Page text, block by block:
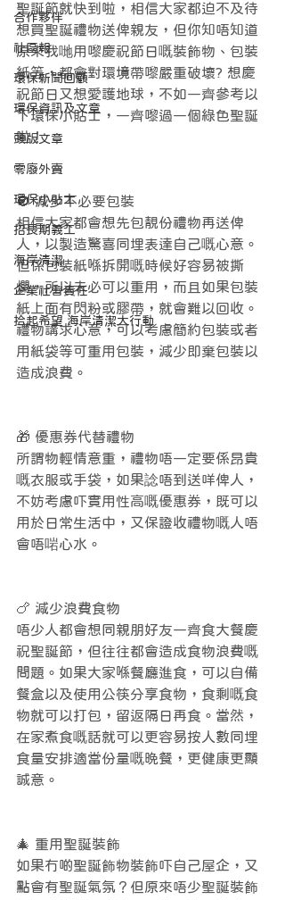
合作夥伴
社區報
環保新聞回顧
環保資訊及文章
頭版文章
零廢外賣
環保小貼士
招長期義工
海岸清潔
企業社會責任
拾起希望 海岸清潔大行動
聖誕節就快到啦，相信大家都迫不及待
想買聖誕禮物送俾親友，但你知唔知道
原來我哋用嚟慶祝節日嘅裝飾物、包裝
紙等，都會對環境帶嚟嚴重破壞? 想慶
祝節日又想愛護地球，不如一齊參考以
下環保小貼士，一齊嚟過一個綠色聖誕
啦！
🚫 減少不必要包裝
相信大家都會想先包靚份禮物再送俾
人，以製造驚喜同埋表達自己嘅心意。
但係包裝紙喺拆開嘅時候好容易被撕
爛，所以未必可以重用，而且如果包裝
紙上面有閃粉或膠帶，就會難以回收。
禮物講求心意，可以考慮簡約包裝或者
用紙袋等可重用包裝，減少即棄包裝以
造成浪費。
🎁 優惠券代替禮物
所謂物輕情意重，禮物唔一定要係昂貴
嘅衣服或手袋，如果諗唔到送咩俾人，
不妨考慮吓實用性高嘅優惠券，既可以
用於日常生活中，又保證收禮物嘅人唔
會唔啱心水。
🍗 減少浪費食物
唔少人都會想同親朋好友一齊食大餐慶
祝聖誕節，但往往都會造成食物浪費嘅
問題。如果大家喺餐廳進食，可以自備
餐盒以及使用公筷分享食物，食剩嘅食
物就可以打包，留返隔日再食。當然，
在家煮食嘅話就可以更容易按人數同埋
食量安排適當份量嘅晚餐，更健康更顯
誠意。
🎄 重用聖誕裝飾
如果冇啲聖誕飾物裝飾吓自己屋企，又
點會有聖誕氣氛？但原來唔少聖誕裝飾